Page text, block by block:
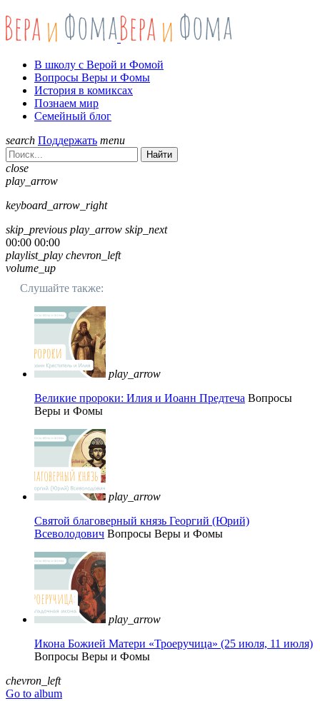
В школу с Верой и Фомой
Вопросы Веры и Фомы
История в комиксах
Познаем мир
Семейный блог
search Поддержать menu
Найти
close
play_arrow
keyboard_arrow_right
skip_previous play_arrow skip_next
00:00 00:00
playlist_play chevron_left
volume_up
Слушайте также:
play_arrow
Великие пророки: Илия и Иоанн Предтеча Вопросы
Веры и Фомы
play_arrow
Святой благоверный князь Георгий (Юрий)
Всеволодович Вопросы Веры и Фомы
play_arrow
Икона Божией Матери «Троеручица» (25 июля, 11 июля)
Вопросы Веры и Фомы
chevron_left
Go to album